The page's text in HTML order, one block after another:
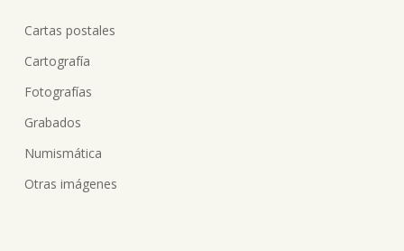
Cartas postales
Cartografía
Fotografías
Grabados
Numismática
Otras imágenes